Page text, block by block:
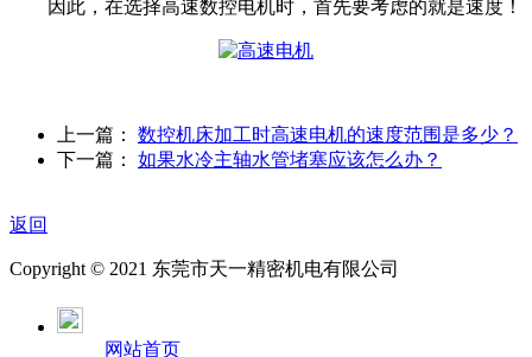
因此，在选择高速数控电机时，首先要考虑的就是速度！
上一篇： 数控机床加工时高速电机的速度范围是多少？
下一篇： 如果水冷主轴水管堵塞应该怎么办？
返回
Copyright © 2021 东莞市天一精密机电有限公司
网站首页